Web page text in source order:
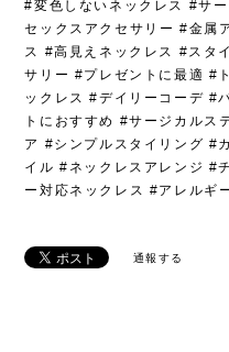
#変色しないネックレス #サ
セックスアクセサリー #金属
ス #高見えネックレス #スタ
サリー #プレゼントに最適 #
ックレス #デイリーコーデ #
トにおすすめ #サージカルス
ア #シンプルスタイリング #
イル #ネックレスアレンジ #
ー対応ネックレス #アレルギ
通報する